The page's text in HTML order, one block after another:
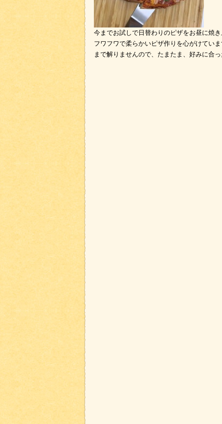
今までお試しで日替わりのピザをお昼に焼
フワフワで柔らかいピザ作りを心がけてい
まで解りませんので、たまたま、好みに合